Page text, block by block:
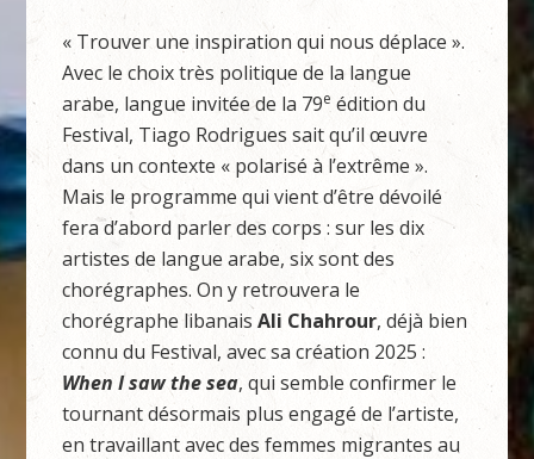
« Trouver une inspiration qui nous déplace ».
Avec le choix très politique de la langue
arabe, langue invitée de la 79e édition du
Festival, Tiago Rodrigues sait qu’il œuvre
dans un contexte « polarisé à l’extrême ».
Mais le programme qui vient d’être dévoilé
fera d’abord parler des corps : sur les dix
artistes de langue arabe, six sont des
chorégraphes. On y retrouvera le
chorégraphe libanaisAli Chahrour, déjà bien
connu du Festival, avec sa création 2025 :
When I saw the sea, qui semble confirmer le
tournant désormais plus engagé de l’artiste,
en travaillant avec des femmes migrantes au